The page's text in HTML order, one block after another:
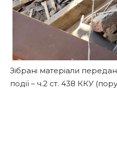
Зібрані матеріали
події – ч.2 ст. 438 ККУ